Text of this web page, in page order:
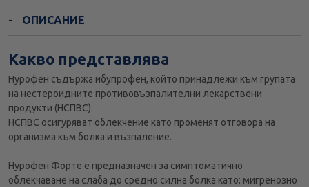
ОПИСАНИЕ
Какво представлява
Нурофен съдържа ибупрофен, който принадлежи към групата
на нестероидните противовъзпалителни лекарствени
продукти (НСПВС).
НСПВС осигуряват облекчение като променят отговора на
организма към болка и възпаление.
Нурофен Форте е предназначен за симптоматично
облекчаване на слаба до средно силна болка като: мигренозно